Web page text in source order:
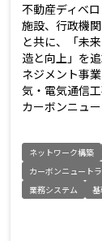
不動産ディベ
施設、行政機
と共に、「未
造と向上」を
ネジメント事
気・電気通信
カーボンニュ
ネットワーク構築
カーボンニュート
業務システム